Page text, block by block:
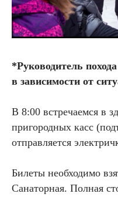
*Руководитель
в зависимости от
В 8:00 встречаемся в
пригородных касс
отправляется
Билеты необходимо
Санаторная. Полная